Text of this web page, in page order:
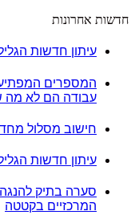
חדשות אחרונות
עיתון חדשות
עבודה הם לא
חישוב מסלול
עיתון חדשות
סערה בתיק
המרכזיים בקטטה